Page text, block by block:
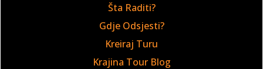
Šta Raditi?
Gdje Odsjesti?
Kreiraj Turu
Krajina Tour Blog